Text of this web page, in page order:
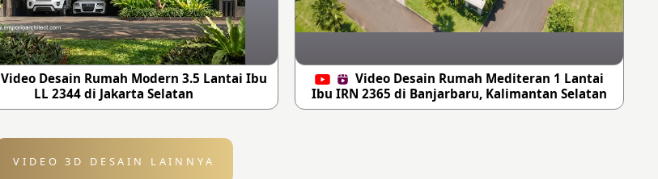
Video Desain Rumah Modern 3.5 Lantai Ibu
LL 2344 di Jakarta Selatan
Video Desain Rumah Mediteran 1 Lantai
Ibu IRN 2365 di Banjarbaru, Kalimantan Selatan
VIDEO 3D DESAIN LAINNYA